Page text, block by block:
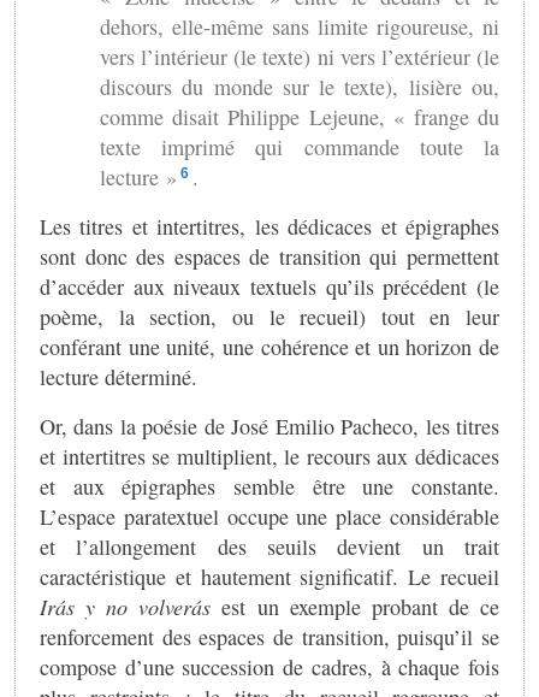
dehors, elle-même sans limite rigoureuse, ni
vers l’intérieur (le texte) ni vers l’extérieur (le
discours du monde sur le texte), lisière ou,
comme disait Philippe Lejeune, « frange du
texte imprimé qui commande toute la
lecture » 6 .
Les titres et intertitres, les dédicaces et épigraphes
sont donc des espaces de transition qui permettent
d’accéder aux niveaux textuels qu’ils précédent (le
poème, la section, ou le recueil) tout en leur
conférant une unité, une cohérence et un horizon de
lecture déterminé.
Or, dans la poésie de José Emilio Pacheco, les titres
et intertitres se multiplient, le recours aux dédicaces
et aux épigraphes semble être une constante.
L’espace paratextuel occupe une place considérable
et l’allongement des seuils devient un trait
caractéristique et hautement significatif. Le recueil
Irás y no volverás est un exemple probant de ce
renforcement des espaces de transition, puisqu’il se
compose d’une succession de cadres, à chaque fois